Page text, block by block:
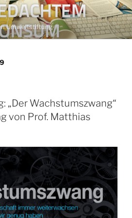
Umweltstiftung
„Der Wachstumszwang“
von Prof. Matthias